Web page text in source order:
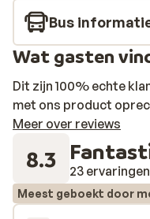
Bus
Wat gasten
Dit zijn 100% echte
met ons product
Meer over reviews
8.3 23 ervaringen
Meest geboekt door